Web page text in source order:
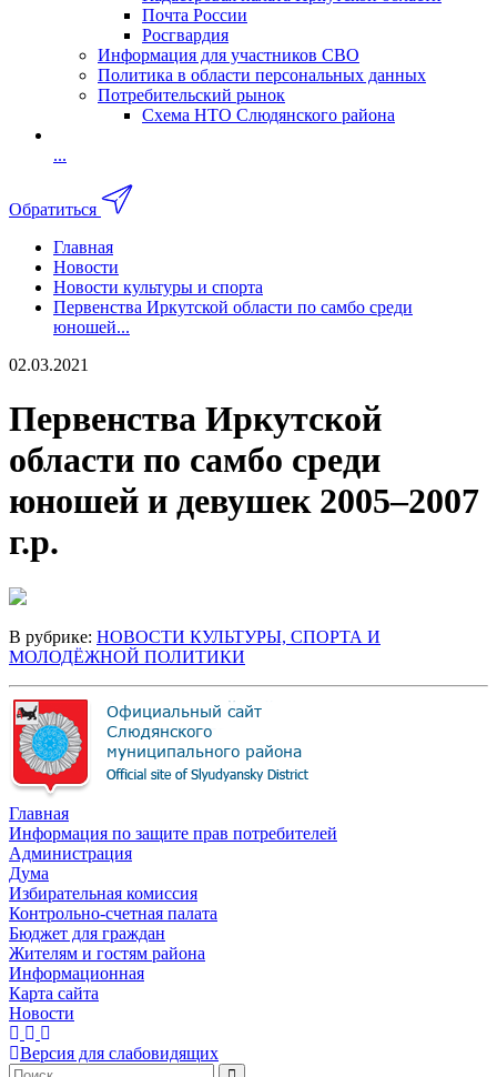
Почта России
Росгвардия
Информация для участников СВО
Политика в области персональных данных
Потребительский рынок
Схема НТО Слюдянского района
...
Обратиться
Главная
Новости
Новости культуры и спорта
Первенства Иркутской области по самбо среди
юношей...
02.03.2021
Первенства Иркутской
области по самбо среди
юношей и девушек 2005–2007
г.р.
В рубрике: НОВОСТИ КУЛЬТУРЫ, СПОРТА И
МОЛОДЁЖНОЙ ПОЛИТИКИ
Главная
Информация по защите прав потребителей
Администрация
Дума
Избирательная комиссия
Контрольно-счетная палата
Бюджет для граждан
Жителям и гостям района
Информационная
Карта сайта
Новости
Версия для слабовидящих